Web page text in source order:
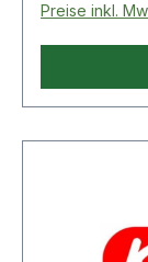
Preise inkl.